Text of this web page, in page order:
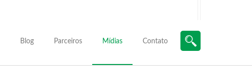
Blog Parceiros Mídias Contato